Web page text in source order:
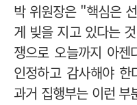
박 위원장은 "핵심은
게 빚을 지고 있다는
쟁으로 오늘까지 아
인정하고 감사해야
과거 집행부는 이런